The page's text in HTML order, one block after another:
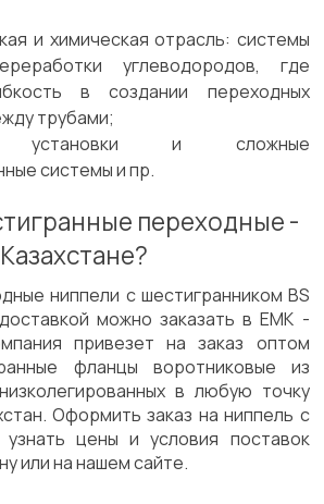
и химическая отрасль: системы
углеводородов, где
в создании переходных
трубами;
установки и сложные
системы и пр.
переходные -
ниппели с шестигранником BS
можно заказать в ЕМК -
привезет на заказ оптом
фланцы воротниковые из
в любую точку
Оформить заказ на ниппель с
узнать цены и условия поставок
или на нашем сайте.